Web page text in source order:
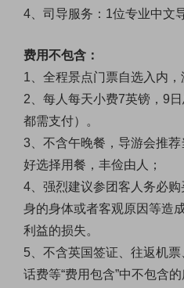
4、司导服务：1位专业中文
费用不包含：
1、 全程景点门票自选入内，
2、 每人每天小费7英镑，9
都需支付）。
3、 不含午晚餐，导游会推
好选择用餐，丰俭由人；
4、 强烈建议参团客人务必
身的身体或者客观原因等造
利益的损失。
5、 不含英国签证、往返机
话费等“费用包含”中不包含的